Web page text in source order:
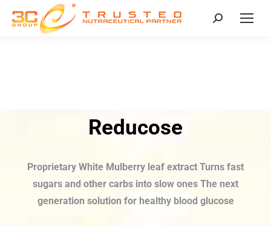
Reducose
Proprietary White Mulberry leaf extract Turns fast
sugars and other carbs into slow ones The next
generation solution for healthy blood glucose